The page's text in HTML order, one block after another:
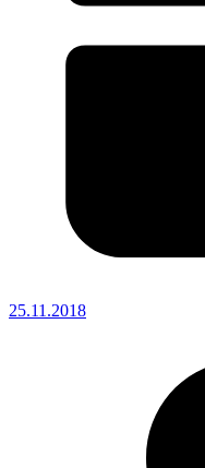
25.11.2018